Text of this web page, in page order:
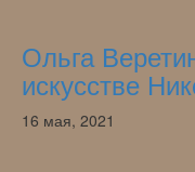
Ольга
искусстве
16 мая, 2021